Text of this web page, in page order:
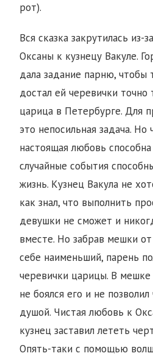
рот).
Вся сказка закрутилась из-
Оксаны к кузнецу Вакуле.
дала задание парню, чтобы
достал ей черевички точно
царица в Петербурге. Для
это непосильная задача.
настоящая любовь
случайные события
жизнь. Кузнец Вакула не
как знал, что выполнить
девушки не сможет и
вместе. Но забрав мешки
себе наименьший, парень
черевички царицы. В мешке
не боялся его и не
душой. Чистая любовь к
кузнец заставил лететь
Опять-таки с помощью